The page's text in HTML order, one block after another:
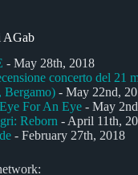
AGab
- May 28th, 2018
concerto del 21
Bergamo) - May 22nd,
For An Eye - May
Reborn - April 11th,
- February 27th, 2018